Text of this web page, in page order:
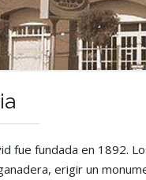
fue fundada en 1892.
erigir un